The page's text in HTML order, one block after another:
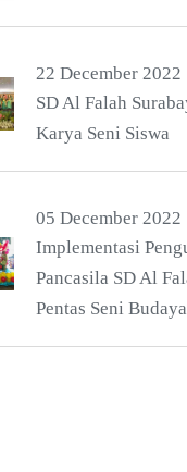
22 December 2022
SD Al Falah
Karya Seni Siswa
05 December 2022
Implementasi
Pancasila SD Al
Pentas Seni Budaya